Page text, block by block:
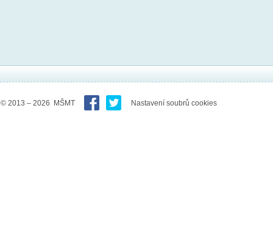
© 2013 – 2026 MŠMT Nastavení soubrů cookies